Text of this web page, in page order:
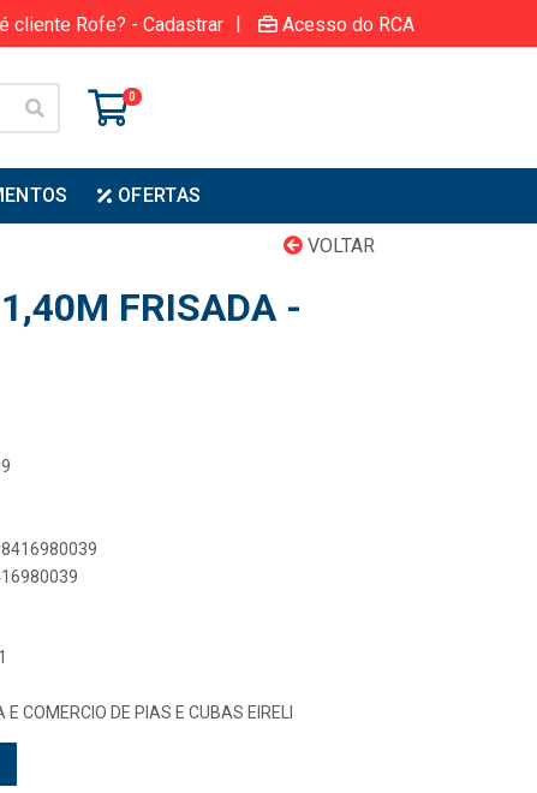
cliente Rofe? - Cadastrar | Acesso do RCA
0
OFERTAS
VOLTAR
FRISADA -
COMERCIO DE PIAS E CUBAS EIRELI